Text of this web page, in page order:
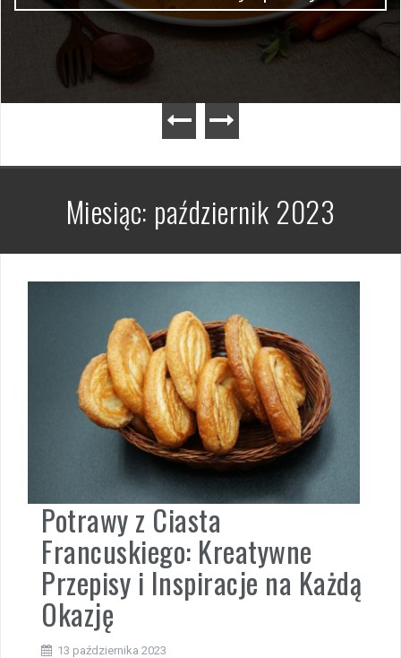
Miesiąc: październik 2023
Potrawy z Ciasta
Francuskiego: Kreatywne
Przepisy i Inspiracje na Każdą
Okazję
13 października 2023